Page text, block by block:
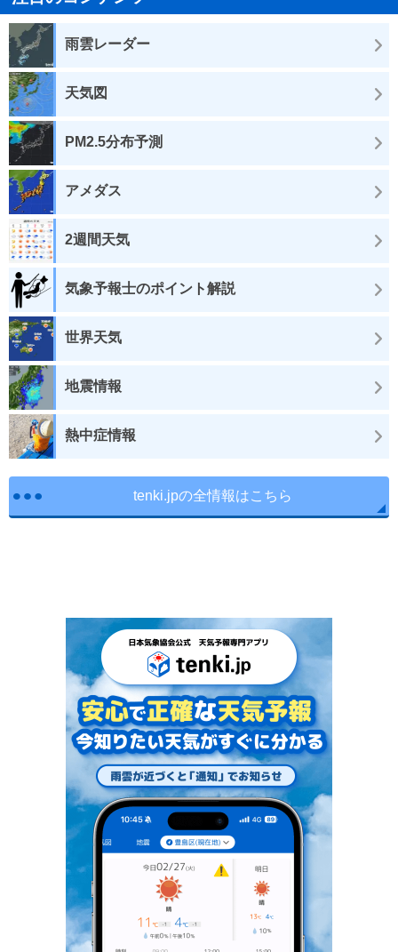
雨雲レーダー
天気図
PM2.5分布予測
アメダス
2週間天気
気象予報士のポイント解説
世界天気
地震情報
熱中症情報
tenki.jpの全情報はこちら